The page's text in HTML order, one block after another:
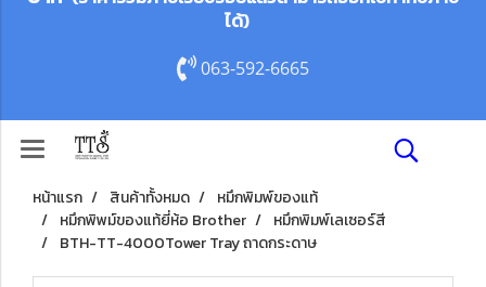
ได้)
063-592-6665
หน้าแรก สินค้าทั้งหมด
หมึกพิมพ์ของแท้
หมึกพิพม์ของแท้ยี่ห้อ Brother
หมึกพิมพ์เลเซอร์สี
BTH-TT-4000Tower Tray ถาดกระดาษ